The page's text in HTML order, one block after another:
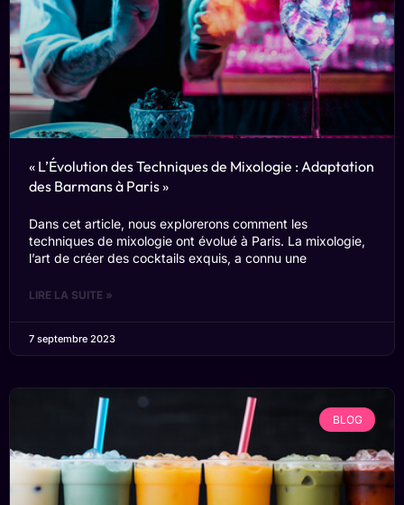
« L’Évolution des Techniques de Mixologie : Adaptation
des Barmans à Paris »
Dans cet article, nous explorerons comment les
techniques de mixologie ont évolué à Paris. La mixologie,
l’art de créer des cocktails exquis, a connu une
LIRE LA SUITE »
7 septembre 2023
BLOG